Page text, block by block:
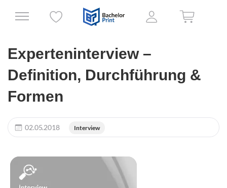
Experteninterview –
Definition, Durchführung &
Formen
02.05.2018 Interview